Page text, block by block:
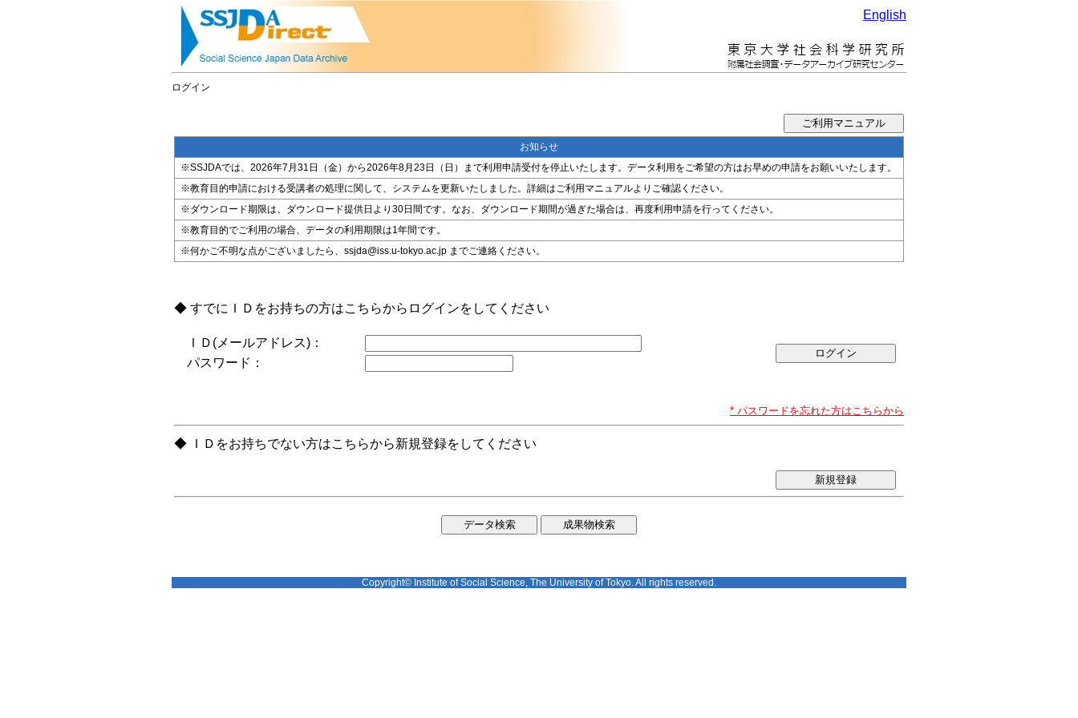
English
ログイン
お知らせ
※SSJDAでは、2026年7月31日（金）から2026年8月23日（日）まで利用申請受付を停止いたします。データ利用をご希望の方はお早めの申請をお願いいたします。
※教育目的申請における受講者の処理に関して、システムを更新いたしました。詳細はご利用マニュアルよりご確認ください。
※ダウンロード期限は、ダウンロード提供日より30日間です。なお、ダウンロード期間が過ぎた場合は、再度利用申請を行ってください。
※教育目的でご利用の場合、データの利用期限は1年間です。
※何かご不明な点がございましたら、ssjda@iss.u-tokyo.ac.jp までご連絡ください。
◆ すでにＩＤをお持ちの方はこちらからログインをしてください
ＩＤ(メールアドレス)：
パスワード：
* パスワードを忘れた方はこちらから
◆ ＩＤをお持ちでない方はこちらから新規登録をしてください
新規登録
Copyright© Institute of Social Science, The University of Tokyo. All rights reserved.